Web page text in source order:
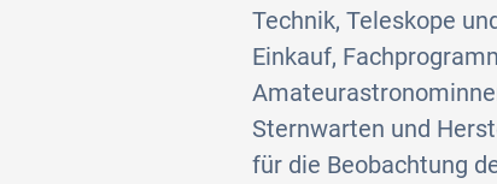
Technik, Teleskope
Einkauf,
Sternwarten und
für die Beobachtung